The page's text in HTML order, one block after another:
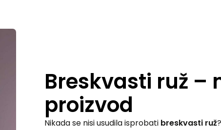
Breskvasti ruž
proizvod
Nikada se nisi usudila isprobati breskvasti ruž